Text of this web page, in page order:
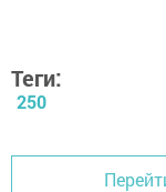
Теги:
250